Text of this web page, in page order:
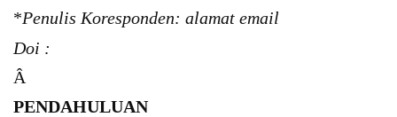
*Penulis Koresponden: alamat email
Doi :
Â
PENDAHULUAN